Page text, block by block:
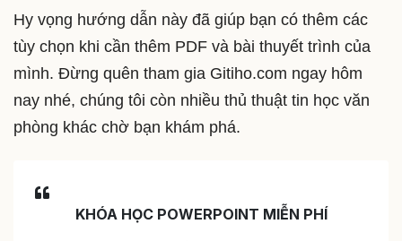
Hy vọng hướng dẫn này đã giúp bạn có thêm các
tùy chọn khi cần thêm PDF và bài thuyết trình của
mình. Đừng quên tham gia Gitiho.com ngay hôm
nay nhé, chúng tôi còn nhiều thủ thuật tin học văn
phòng khác chờ bạn khám phá.
KHÓA HỌC POWERPOINT MIỄN PHÍ